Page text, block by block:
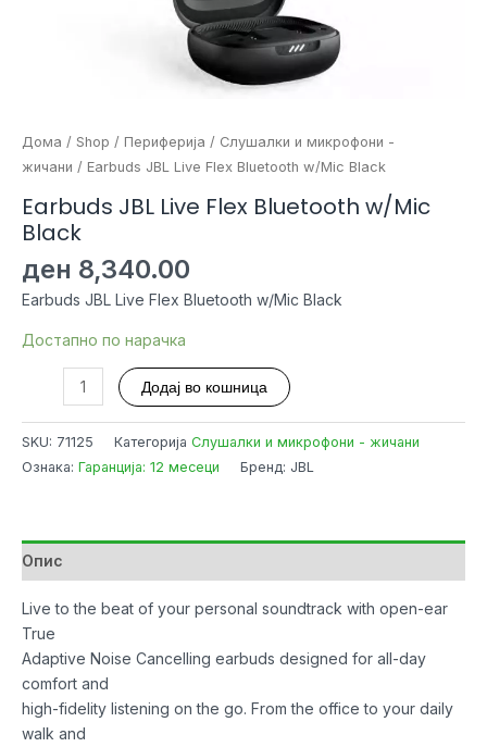
Дома / Shop / Периферија / Слушалки и микрофони -
жичани / Earbuds JBL Live Flex Bluetooth w/Mic Black
Earbuds JBL Live Flex Bluetooth w/Mic
Black
ден 8,340.00
Earbuds JBL Live Flex Bluetooth w/Mic Black
Достапно по нарачка
Live
количина
Додај во кошница
SKU: 71125 Категорија Слушалки и микрофони - жичани
Ознака: Гаранција: 12 месеци Бренд: JBL
Опис
Live to the beat of your personal soundtrack with open-ear
True
Adaptive Noise Cancelling earbuds designed for all-day
comfort and
high-fidelity listening on the go. From the office to your daily
walk and